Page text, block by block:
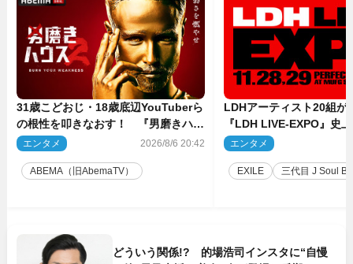
31歳こどおじ・18歳底辺YouTuberら
の根性を叩きなおす！ 『男磨きハウ
ス』第2弾コーチ陣発表
エンタメ 2026/8/6 20:42
ABEMA（旧AbemaTV）
LDHアーティスト20組
『LDH LIVE‐EXPO』史
技場で開催決定
エンタメ
EXILE 三代目 J Soul
どういう関係!? 的場浩司インスタに“自慢